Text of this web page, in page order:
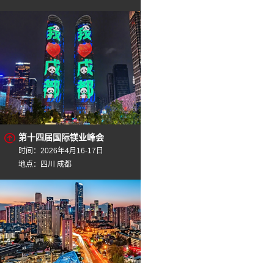
第十四届国际镁业峰会
时间：2026年4月16-17日
地点：四川 成都